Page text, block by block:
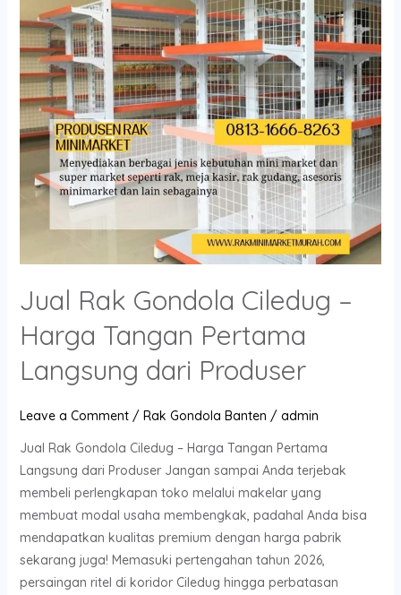
Jual Rak Gondola Ciledug –
Harga Tangan Pertama
Langsung dari Produser
Leave a Comment / Rak Gondola Banten / admin
Jual Rak Gondola Ciledug – Harga Tangan Pertama
Langsung dari Produser Jangan sampai Anda terjebak
membeli perlengkapan toko melalui makelar yang
membuat modal usaha membengkak, padahal Anda bisa
mendapatkan kualitas premium dengan harga pabrik
sekarang juga! Memasuki pertengahan tahun 2026,
persaingan ritel di koridor Ciledug hingga perbatasan
Harga
Tangan
Pertama
Langsung
dari
Produser